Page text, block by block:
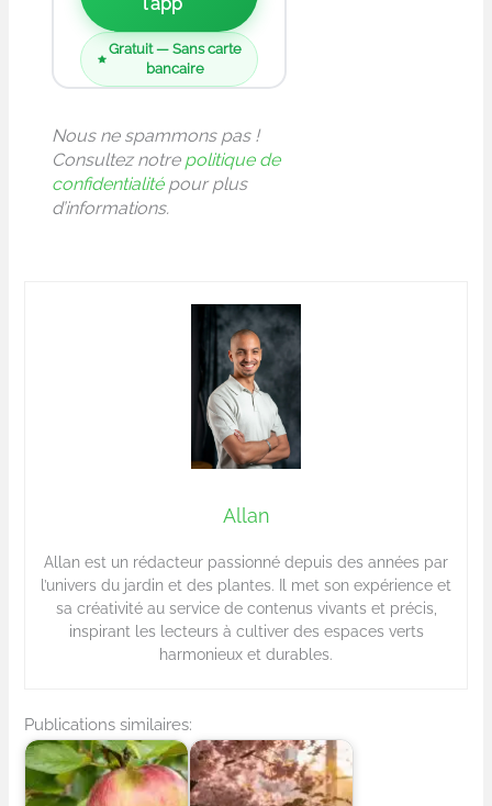
Gratuit — Sans carte
bancaire
Nous ne spammons pas !
Consultez notre politique de
confidentialitépour plus
d’informations.
Allan
Allan est un rédacteur passionné depuis des années par
l’univers du jardin et des plantes. Il met son expérience et
sa créativité au service de contenus vivants et précis,
inspirant les lecteurs à cultiver des espaces verts
harmonieux et durables.
Publications similaires: